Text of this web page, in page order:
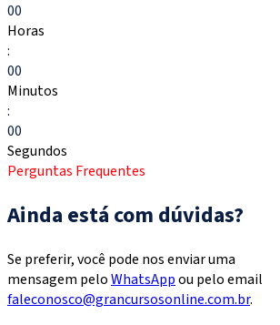
00
Horas
:
00
Minutos
:
00
Segundos
Perguntas Frequentes
Ainda está com dúvidas?
Se preferir, você pode nos enviar uma
mensagem peloWhatsAppou pelo email
faleconosco@grancursosonline.com.br.